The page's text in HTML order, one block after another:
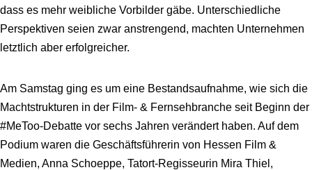
dass es mehr weibliche Vorbilder gäbe. Unterschiedliche
Perspektiven seien zwar anstrengend, machten Unternehmen
letztlich aber erfolgreicher.
Am Samstag ging es um eine Bestandsaufnahme, wie sich die
Machtstrukturen in der Film- & Fernsehbranche seit Beginn der
#MeToo-Debatte vor sechs Jahren verändert haben. Auf dem
Podium waren die Geschäftsführerin von Hessen Film &
Medien, Anna Schoeppe, Tatort-Regisseurin Mira Thiel,